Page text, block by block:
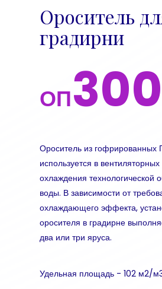
Ороситель
градирни
ОП
Ороситель из гофрированных
используется в
охлаждения технологической
воды. В зависимости от
охлаждающего эффекта,
оросителя в градирне
два или три яруса.
Удельная площадь - 102 м2/